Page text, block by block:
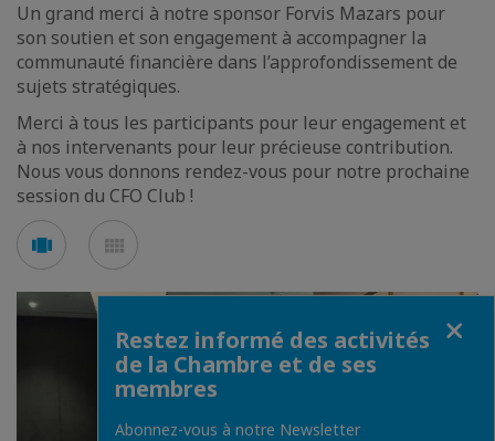
Un grand merci à notre sponsor Forvis Mazars pour
son soutien et son engagement à accompagner la
communauté financière dans l’approfondissement de
sujets stratégiques.
Merci à tous les participants pour leur engagement et
à nos intervenants pour leur précieuse contribution.
Nous vous donnons rendez-vous pour notre prochaine
session du CFO Club !
Voir
en
carousel
en
mosaïque
Restez informé des activités
de la Chambre et de ses
membres
Abonnez-vous à notre Newsletter